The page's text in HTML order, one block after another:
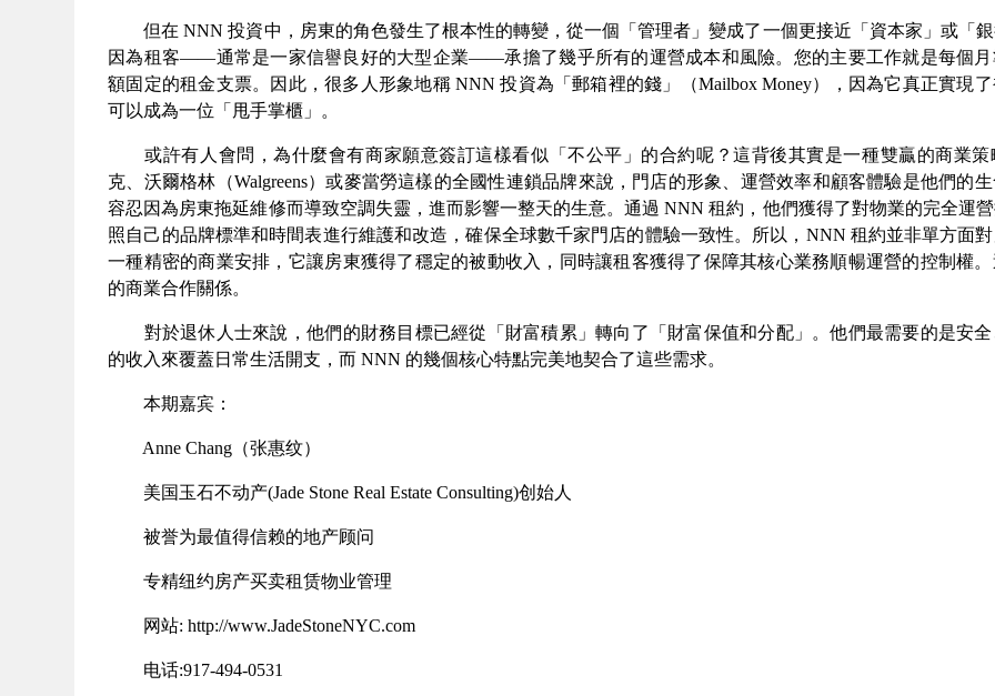
但在 NNN投資中，房東的角色發生了根本性的轉變，從一個「管理者」變成了一個更接近「資本家」或「
因為租客——通常是一家信譽良好的大型企業——承擔了幾乎所有的運營成本和風險。您的主要工作就是每個
額固定的租金支票。 因此，很多人形象地稱NNN投資為「郵箱裡的錢」（Mailbox Money），因為它真正實現
可以成為一位「甩手掌櫃」
。
或許有人會問，為什麼會有商家願意簽訂這樣看似「不公平」的合約呢？這背後其實是一種雙贏的商業策
克、沃爾格林（Walgreens）或麥當勞這樣的全國性連鎖品牌來說，門店的形象、運營效率和顧客體驗是他們的
容忍因為房東拖延維修而導致空調失靈，進而影響一整天的生意。通過 NNN租約，他們獲得了對物業的完全運
照自己的品牌標準和時間表進行維護和改造，確保全球數千家門店的體驗一致性。 所以， NNN 租約並非單方面
一種精密的商業安排，它讓房東獲得了穩定的被動收入，同時讓租客獲得了保障其核心業務順暢運營的控制權
的商業合作關係。
對於退休人士來說，他們的財務目標已經從「財富積累」轉向了「財富保值和分配」。他們最需要的是安全
的收入來覆蓋日常生活開支，而 NNN 的幾個核心特點完美地契合了這些需求。
本期嘉宾：
Anne Chang （张惠纹）
美国玉石不动产(Jade Stone Real Estate Consulting)创始人
被誉为最值得信赖的地产顾问
专精纽约房产买卖租赁物业管理
网站: http://www.JadeStoneNYC.com
电话:917-494-0531